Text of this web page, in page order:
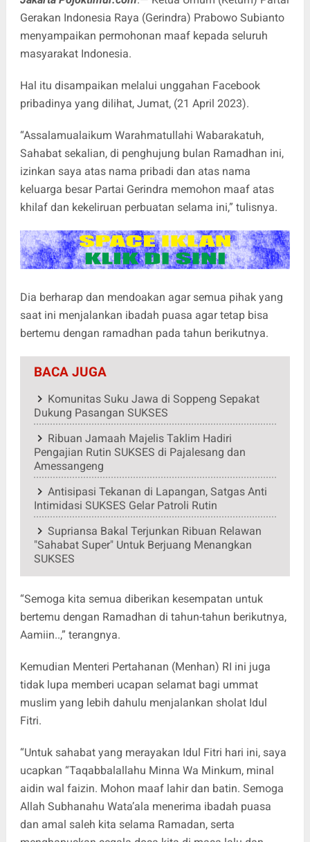
Gerakan Indonesia Raya (Gerindra) Prabowo Subianto
menyampaikan permohonan maaf kepada seluruh
masyarakat Indonesia.
Hal itu disampaikan melalui unggahan Facebook
pribadinya yang dilihat, Jumat, (21 April 2023).
“Assalamualaikum Warahmatullahi Wabarakatuh,
Sahabat sekalian, di penghujung bulan Ramadhan ini,
izinkan saya atas nama pribadi dan atas nama
keluarga besar Partai Gerindra memohon maaf atas
khilaf dan kekeliruan perbuatan selama ini,” tulisnya.
Dia berharap dan mendoakan agar semua pihak yang
saat ini menjalankan ibadah puasa agar tetap bisa
bertemu dengan ramadhan pada tahun berikutnya.
BACA JUGA
Komunitas Suku Jawa di Soppeng Sepakat
Dukung Pasangan SUKSES
Ribuan Jamaah Majelis Taklim Hadiri
Pengajian Rutin SUKSES di Pajalesang dan
Amessangeng
Antisipasi Tekanan di Lapangan, Satgas Anti
Intimidasi SUKSES Gelar Patroli Rutin
Supriansa Bakal Terjunkan Ribuan Relawan
"Sahabat Super" Untuk Berjuang Menangkan
SUKSES
“Semoga kita semua diberikan kesempatan untuk
bertemu dengan Ramadhan di tahun-tahun berikutnya,
Aamiin..,” terangnya.
Kemudian Menteri Pertahanan (Menhan) RI ini juga
tidak lupa memberi ucapan selamat bagi ummat
muslim yang lebih dahulu menjalankan sholat Idul
Fitri.
“Untuk sahabat yang merayakan Idul Fitri hari ini, saya
ucapkan “Taqabbalallahu Minna Wa Minkum, minal
aidin wal faizin. Mohon maaf lahir dan batin. Semoga
Allah Subhanahu Wata’ala menerima ibadah puasa
dan amal saleh kita selama Ramadan, serta